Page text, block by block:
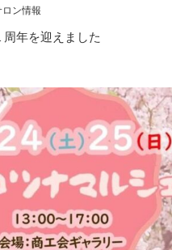
ロン情報
年を迎えました